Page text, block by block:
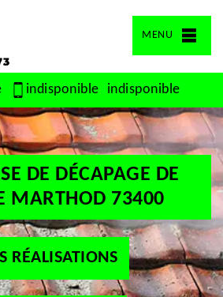
MENU
indisponible indisponible
DE DÉCAPAGE DE
MARTHOD 73400
RÉALISATIONS